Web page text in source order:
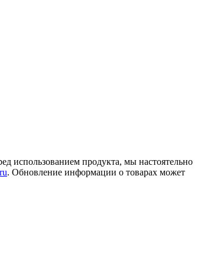
использованием продукта, мы настоятельно
. Обновление информации о товарах может